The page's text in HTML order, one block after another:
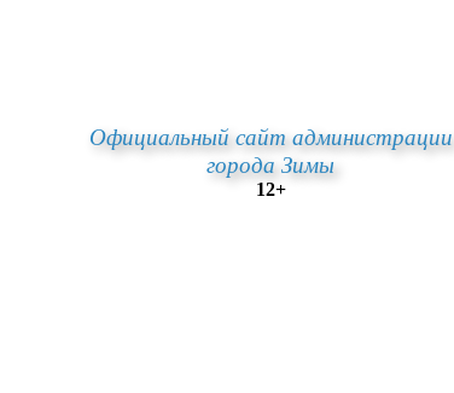
Официальный сайт администрации
города Зимы
12+